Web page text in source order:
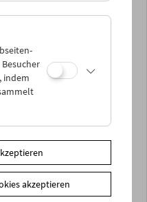
von Ulrike
indem
akzeptieren